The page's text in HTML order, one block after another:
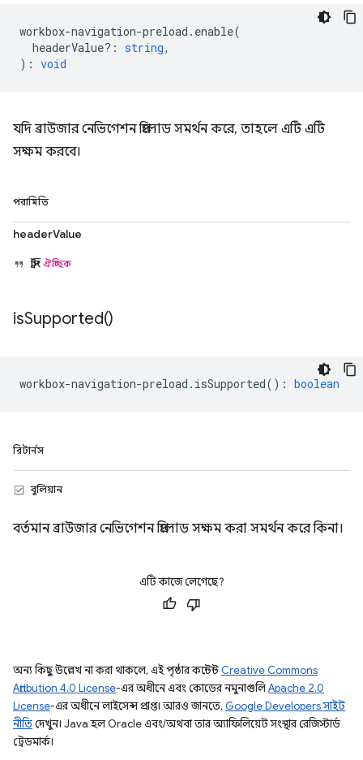
workbox-navigation-preload . enable(
headerValue? : string,
) : void
যদি ব্রাউজার নেভিগেশন প্রিলোড সমর্থন করে, তাহলে এটি এটি
সক্ষম করবে।
পরামিতি
headerValue
স্ট্রিং ঐচ্ছিক
isSupported()
workbox-navigation-preload . isSupported() : boolean
রিটার্নস
বুলিয়ান
বর্তমান ব্রাউজার নেভিগেশন প্রিলোড সক্ষম করা সমর্থন করে কিনা।
এটি কাজে লেগেছে?
অন্য কিছু উল্লেখ না করা থাকলে, এই পৃষ্ঠার কন্টেন্ট Creative Commons
Attribution 4.0 License-এর অধীনে এবং কোডের নমুনাগুলিApache 2.0
License-এর অধীনে লাইসেন্স প্রাপ্ত। আরও জানতে, Google Developers সাইট
নীতিদেখুন। Java হল Oracle এবং/অথবা তার অ্যাফিলিয়েট সংস্থার রেজিস্টার্ড
ট্রেডমার্ক।